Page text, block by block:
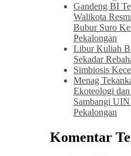
Gandeng BI
Walikota
Bubur Suro
Pekalongan
Libur Kuliah
Sekadar
Simbiosis
Menag
Ekoteologi
Sambangi
Pekalongan
Komentar